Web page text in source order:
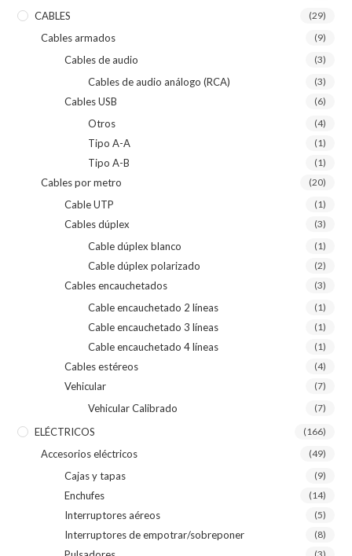
CABLES (29)
Cables armados (9)
Cables de audio (3)
Cables de audio análogo (RCA) (3)
Cables USB (6)
Otros (4)
Tipo A-A (1)
Tipo A-B (1)
Cables por metro (20)
Cable UTP (1)
Cables dúplex (3)
Cable dúplex blanco (1)
Cable dúplex polarizado (2)
Cables encauchetados (3)
Cable encauchetado 2 líneas (1)
Cable encauchetado 3 líneas (1)
Cable encauchetado 4 líneas (1)
Cables estéreos (4)
Vehicular (7)
Vehicular Calibrado (7)
ELÉCTRICOS (166)
Accesorios eléctricos (49)
Cajas y tapas (9)
Enchufes (14)
Interruptores aéreos (5)
Interruptores de empotrar/sobreponer (8)